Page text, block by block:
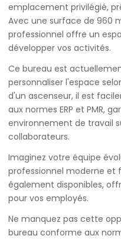
emplacement privilégié,
Avec une surface de 960
professionnel offre un
développer vos activités.
Ce bureau est
personnaliser l'espace
d'un ascenseur, il est
aux normes ERP et PMR,
environnement de travail
collaborateurs.
Imaginez votre équipe
professionnel moderne et
également disponibles,
pour vos employés.
Ne manquez pas cette
bureau conforme aux